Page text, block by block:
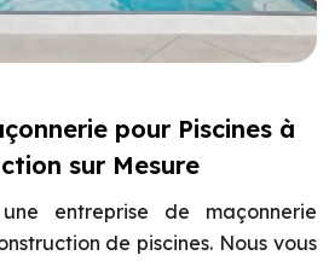
pour Piscines à
sur Mesure
entreprise de maçonnerie
de piscines. Nous vous